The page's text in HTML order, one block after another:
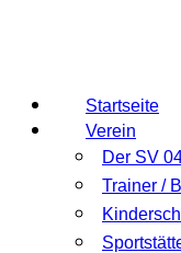
Startseite
Verein
Der SV
Trainer /